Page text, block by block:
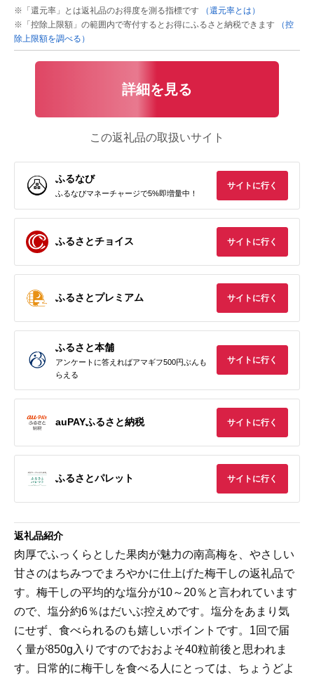
※「還元率」とは返礼品のお得度を測る指標です
（還元率とは）
※「控除上限額」の範囲内で寄付するとお得にふるさと納税できます
（控
除上限額を調べる）
詳細を見る
この返礼品の取扱いサイト
ふるなび
ふるなびマネーチャージで5%即増量中！
サイトに行く
ふるさとチョイス サイトに行く
ふるさとプレミアム サイトに行く
ふるさと本舗
アンケートに答えればアマギフ500円ぶんも
らえる
サイトに行く
auPAYふるさと納税 サイトに行く
ふるさとパレット サイトに行く
返礼品紹介
肉厚でふっくらとした果肉が魅力の南高梅を、やさしい
甘さのはちみつでまろやかに仕上げた梅干しの返礼品で
す。梅干しの平均的な塩分が10～20％と言われています
ので、塩分約6％はだいぶ控えめです。塩分をあまり気
にせず、食べられるのも嬉しいポイントです。1回で届
く量が850g入りですのでおおよそ40粒前後と思われま
す。日常的に梅干しを食べる人にとっては、ちょうどよ